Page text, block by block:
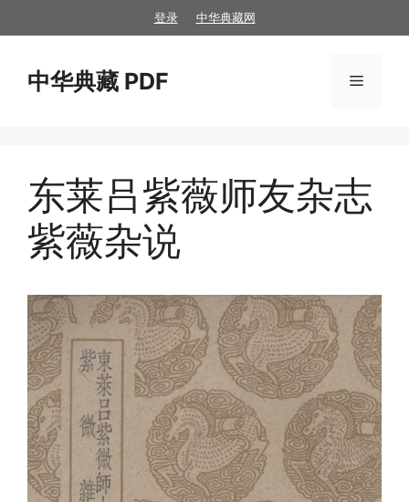
至
登录 中华典藏网
中华典藏 PDF 菜
东莱吕紫薇师友杂志
紫薇杂说